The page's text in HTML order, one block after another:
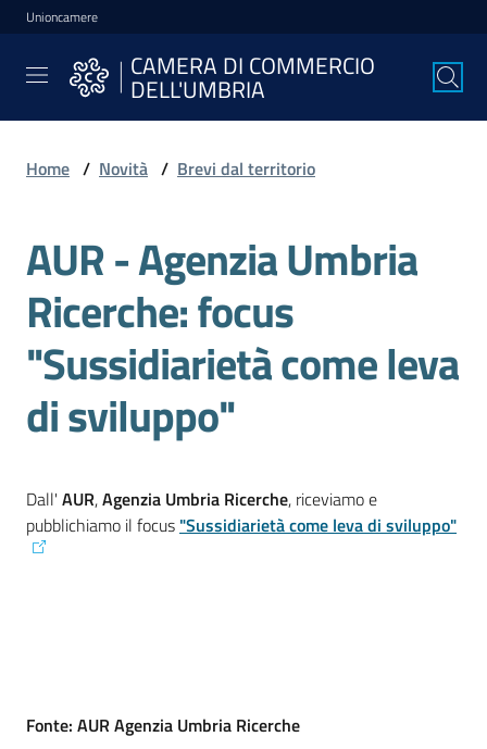
Vai al contenuto
Vai alla navigazione
Vai al footer
Unioncamere
CAMERA DI COMMERCIO
DELL'UMBRIA
CAMERA DI
COMMERCIO
DELL'UMBRIA
Camera
Avviare
l'Impresa
Gestire
Promuovere
Home / Novità / Brevi dal territorio
AUR - Agenzia Umbria
Ricerche: focus
"Sussidiarietà come leva
di sviluppo"
Dall' AUR,Agenzia Umbria Ricerche, riceviamo e
pubblichiamo il focus "Sussidiarietà come leva di sviluppo"
Fonte: AUR Agenzia Umbria Ricerche